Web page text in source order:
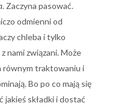
. Zaczyna pasować.
odmienni od
chleba i tylko
nami związani. Może
równym traktowaniu i
Bo po co mają się
jakieś składki i dostać